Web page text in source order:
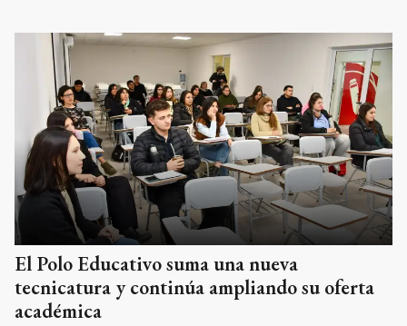
El Polo Educativo suma una nueva
tecnicatura y continúa ampliando su oferta
académica